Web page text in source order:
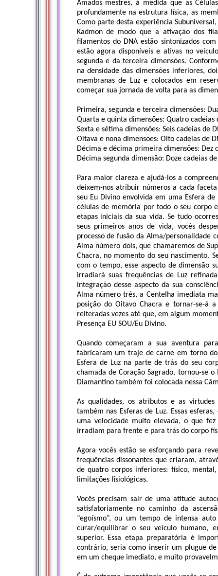
Amados mestres, à medida que as
profundamente na estrutura física, as
Como parte desta experiência
Kadmon de modo que a ativação dos
filamentos do DNA estão sintonizados
estão agora disponíveis e ativas no
segunda e da terceira dimensões.
na densidade das dimensões inferiores,
membranas de Luz e colocados em
começar sua jornada de volta para as
Primeira, segunda e terceira dimensões:
Quarta e quinta dimensões: Quatro cadeias
Sexta e sétima dimensões: Seis cadeias de
Oitava e nona dimensões: Oito cadeias de
Décima e décima primeira dimensões: Dez
Décima segunda dimensão: Doze cadeias de
Para maior clareza e ajudá-los a
deixem-nos atribuir números a cada
seu Eu Divino envolvida em uma Esfera
células de memória por todo o seu corpo
etapas iniciais da sua vida. Se tudo
seus primeiros anos de vida, vocês
processo de fusão da Alma/personalidade
Alma número dois, que chamaremos de
Chacra, no momento do seu nascimento.
com o tempo, esse aspecto de dimensão
irradiará suas frequências de Luz
integração desse aspecto da sua
Alma número três, a Centelha imediata
posição do Oitavo Chacra e tornar-se-á
reiteradas vezes até que, em algum
Presença EU SOU/Eu Divino.
Quando começaram a sua aventura
fabricaram um traje de carne em torno
Esfera de Luz na parte de trás do seu
chamada de Coração Sagrado, tornou-se
Diamantino também foi colocada nessa
As qualidades, os atributos e as
também nas Esferas de Luz. Essas
uma velocidade muito elevada, o que
irradiam para frente e para trás do corpo
Agora vocês estão se esforçando para
frequências dissonantes que criaram,
de quatro corpos inferiores: físico,
limitações fisiológicas.
Vocês precisam sair de uma atitude
satisfatoriamente no caminho da
“egoísmo”, ou um tempo de intensa
curar/equilibrar o seu veículo humano,
superior. Essa etapa preparatória é
contrário, seria como inserir um plugue
em um cheque imediato, e muito